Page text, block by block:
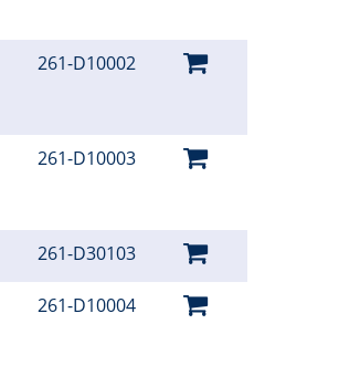
261-D10002
261-D10003
261-D30103
261-D10004